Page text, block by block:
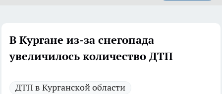
В Кургане из-за снегопада
увеличилось количество ДТП
ДТП в Курганской области